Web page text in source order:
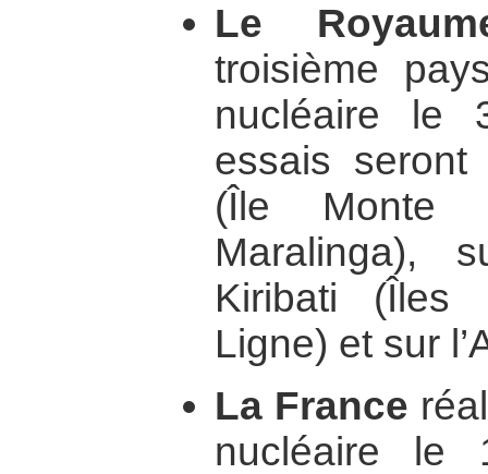
Le
troisième
nucléaire le
essais seront
(Île Monte
Maralinga),
Kiribati
Ligne) et sur
La France
nucléaire le